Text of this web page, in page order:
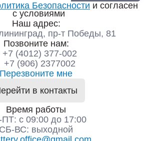
Безопасности и согласен
с условиями
Наш адрес:
пр-т Победы, 81
Позвоните нам:
+7 (4012) 377-002
+7 (906) 2377002
Перезвоните мне
в контакты
Время работы
с 09:00 до 17:00
СБ-ВС: выходной